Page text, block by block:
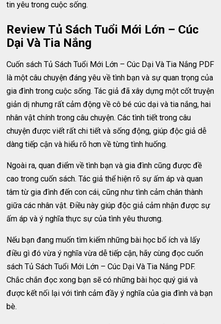
tin yêu trong cuộc sống.
Review Tủ Sách Tuổi Mới Lớn – Cúc
Dại Và Tia Nắng
Cuốn sách Tủ Sách Tuổi Mới Lớn – Cúc Dại Và Tia Nắng PDF
là một câu chuyện đáng yêu về tình bạn và sự quan trọng của
gia đình trong cuộc sống. Tác giả đã xây dựng một cốt truyện
giản dị nhưng rất cảm động về cô bé cúc dại và tia nắng, hai
nhân vật chính trong câu chuyện. Các tình tiết trong câu
chuyện được viết rất chi tiết và sống động, giúp độc giả dễ
dàng tiếp cận và hiểu rõ hơn về từng tình huống.
Ngoài ra, quan điểm về tình bạn và gia đình cũng được đề
cao trong cuốn sách. Tác giả thể hiện rõ sự ấm áp và quan
tâm từ gia đình đến con cái, cũng như tình cảm chân thành
giữa các nhân vật. Điều này giúp độc giả cảm nhận được sự
ấm áp và ý nghĩa thực sự của tình yêu thương.
Nếu bạn đang muốn tìm kiếm những bài học bổ ích và lấy
điều gì đó vừa ý nghĩa vừa dễ tiếp cận, hãy cùng đọc cuốn
sách Tủ Sách Tuổi Mới Lớn – Cúc Dại Và Tia Nắng PDF.
Chắc chắn đọc xong bạn sẽ có những bài học quý giá và
được kết nối lại với tình cảm đầy ý nghĩa của gia đình và bạn
bè.